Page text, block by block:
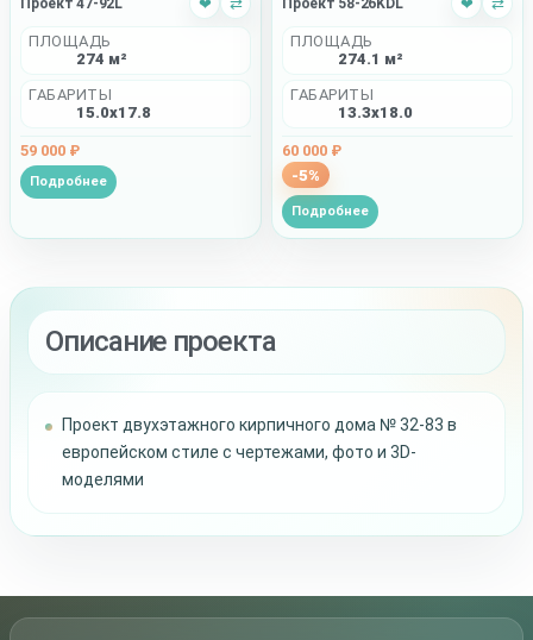
❤ ⇄
ПЛОЩАДЬ
274 м²
ГАБАРИТЫ
15.0x17.8
59 000 ₽
Подробнее
❤ ⇄
ПЛОЩАДЬ
274.1 м²
ГАБАРИТЫ
13.3x18.0
60 000 ₽
-5%
Подробнее
Описание проекта
Проект двухэтажного кирпичного дома № 32-83 в
европейском стиле с чертежами, фото и 3D-
моделями